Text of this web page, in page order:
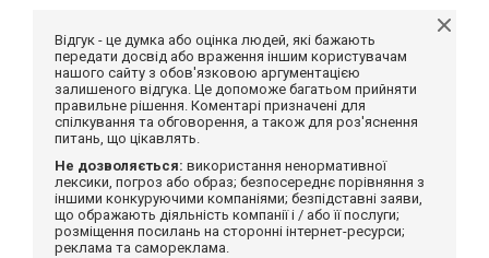
Відгук - це думка або оцінка людей, які бажають
передати досвід або враження іншим користувачам
нашого сайту з обов'язковою аргументацією
залишеного відгука. Це допоможе багатьом прийняти
правильне рішення. Коментарі призначені для
спілкування та обговорення, а також для роз'яснення
питань, що цікавлять.
Не дозволяється: використання ненормативної
лексики, погроз або образ; безпосереднє порівняння з
іншими конкуруючими компаніями; безпідставні заяви,
що ображають діяльність компанії і / або її послуги;
розміщення посилань на сторонні інтернет-ресурси;
реклама та самореклама.